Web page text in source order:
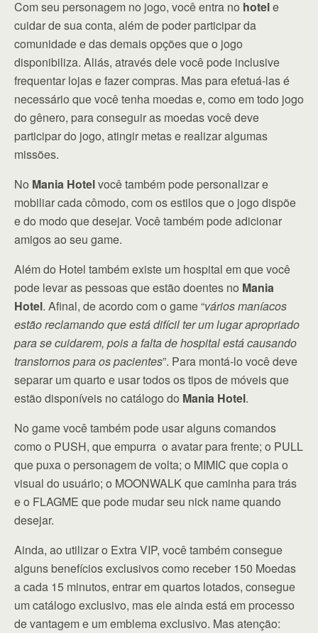
Com seu personagem no jogo, você entra no hotele
cuidar de sua conta, além de poder participar da
comunidade e das demais opções que o jogo
disponibiliza. Aliás, através dele você pode inclusive
frequentar lojas e fazer compras. Mas para efetuá-las é
necessário que você tenha moedas e, como em todo jogo
do gênero, para conseguir as moedas você deve
participar do jogo, atingir metas e realizar algumas
missões.
No Mania Hotelvocê também pode personalizar e
mobiliar cada cômodo, com os estilos que o jogo dispõe
e do modo que desejar. Você também pode adicionar
amigos ao seu game.
Além do Hotel também existe um hospital em que você
pode levar as pessoas que estão doentes no Mania
Hotel. Afinal, de acordo com o game “vários maníacos
estão reclamando que está difícil ter um lugar apropriado
para se cuidarem, pois a falta de hospital está causando
transtornos para os pacientes”. Para montá-lo você deve
separar um quarto e usar todos os tipos de móveis que
estão disponíveis no catálogo do Mania Hotel.
No game você também pode usar alguns comandos
como o PUSH, que empurra o avatar para frente; o PULL
que puxa o personagem de volta; o MIMIC que copia o
visual do usuário; o MOONWALK que caminha para trás
e o FLAGME que pode mudar seu nick name quando
desejar.
Ainda, ao utilizar o Extra VIP, você também consegue
alguns benefícios exclusivos como receber 150 Moedas
a cada 15 minutos, entrar em quartos lotados, consegue
um catálogo exclusivo, mas ele ainda está em processo
de vantagem e um emblema exclusivo. Mas atenção: